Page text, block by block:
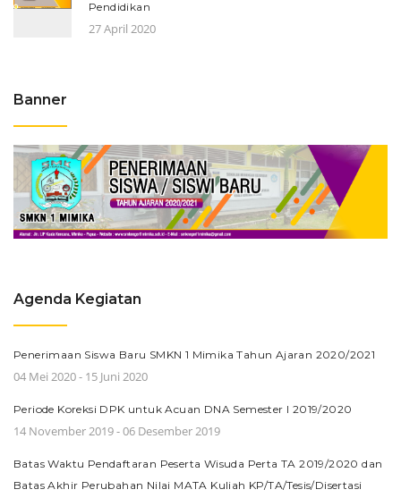
Pendidikan
27 April 2020
Banner
Agenda Kegiatan
Penerimaan Siswa Baru SMKN 1 Mimika Tahun Ajaran 2020/2021
04 Mei 2020 - 15 Juni 2020
Periode Koreksi DPK untuk Acuan DNA Semester I 2019/2020
14 November 2019 - 06 Desember 2019
Batas Waktu Pendaftaran Peserta Wisuda Perta TA 2019/2020 dan
Batas Akhir Perubahan Nilai MATA Kuliah KP/TA/Tesis/Disertasi